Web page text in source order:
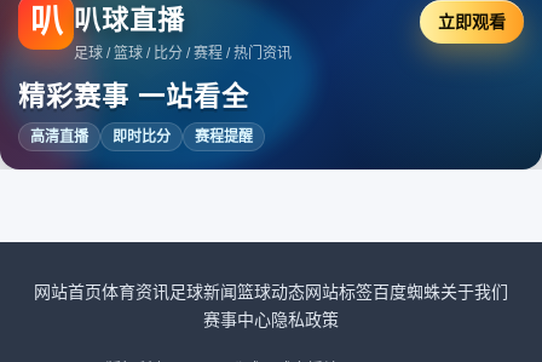
叭 叭球直播
足球 / 篮球 / 比分 / 赛程 / 热门资讯
精彩赛事 一站看全
高清直播 即时比分 赛程提醒
立即观看
网站首页体育资讯 足球新闻篮球动态网站标签百度蜘蛛关于我们
赛事中心隐私政策